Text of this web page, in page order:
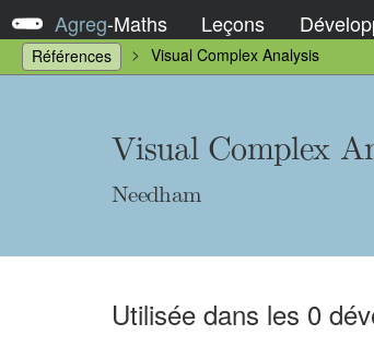
Agreg-Maths Leçons
Références Visual Complex Analysis
Visual Complex
Needham
Utilisée dans les 0